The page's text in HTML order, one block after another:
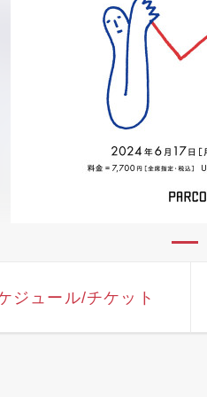
ジュール/チケット